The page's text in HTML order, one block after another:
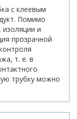
с клеевым
Помимо
изоляции и
прозрачной
т. е. в
трубку можно